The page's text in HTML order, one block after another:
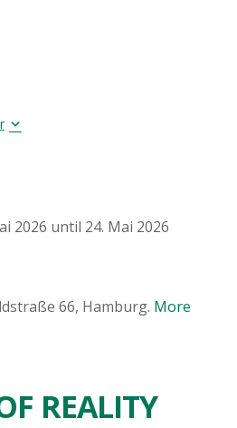
2026 until 24. Mai 2026
66, Hamburg. More
REALITY